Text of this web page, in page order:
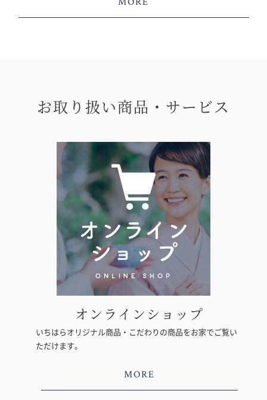
お取り扱い商品・サービス
オンラインショップ
いちはらオリジナル商品・こだわりの商品をお家でご覧い
ただけます。
MORE